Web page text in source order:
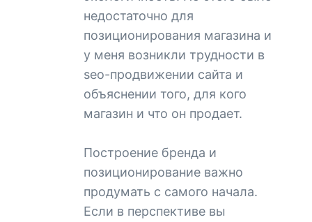
недостаточно для
позиционирования магазина и
у меня возникли трудности в
seo-продвижении сайта и
объяснении того, для кого
магазин и что он продает.
Построение бренда и
позиционирование важно
продумать с самого начала.
Если в перспективе вы